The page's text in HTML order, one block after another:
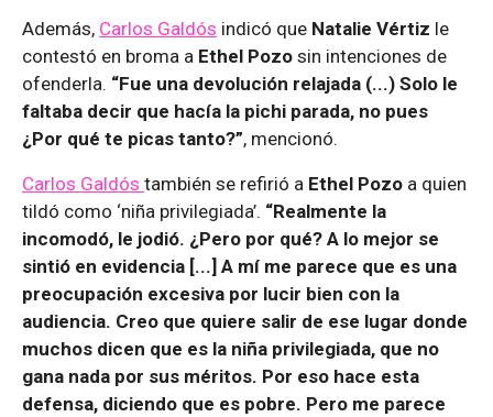
Además, Carlos Galdós indicó que Natalie Vértiz le
contestó en broma a Ethel Pozo sin intenciones de
ofenderla. “Fue una devolución relajada (...) Solo le
faltaba decir que hacía la pichi parada, no pues
¿Por qué te picas tanto?”, mencionó.
Carlos Galdós también se refirió a Ethel Pozo a quien
tildó como ‘niña privilegiada’. “Realmente la
incomodó, le jodió. ¿Pero por qué? A lo mejor se
sintió en evidencia [...] A mí me parece que es una
preocupación excesiva por lucir bien con la
audiencia. Creo que quiere salir de ese lugar donde
muchos dicen que es la niña privilegiada, que no
gana nada por sus méritos. Por eso hace esta
defensa, diciendo que es pobre. Pero me parece